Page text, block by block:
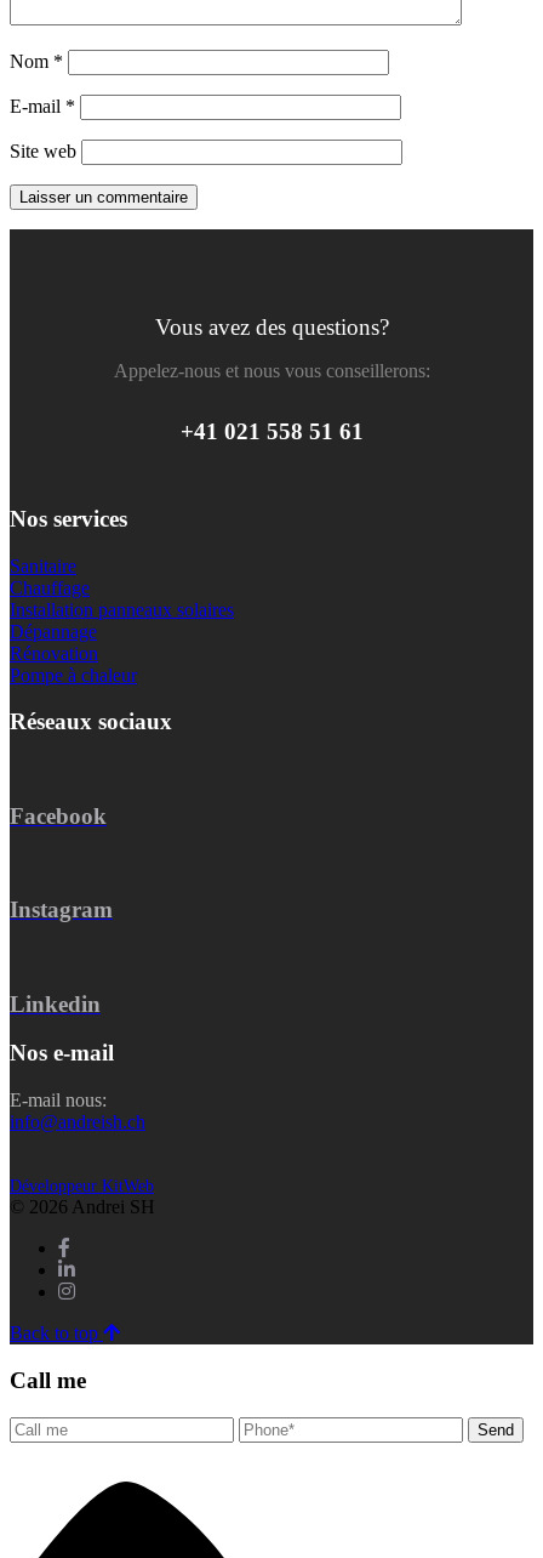
Nom *
E-mail *
Site web
Vous avez des questions?
Appelez-nous et nous vous conseillerons:
+41 021 558 51 61
Nos services
Sanitaire
Chauffage
Installation panneaux solaires
Dépannage
Rénovation
Pompe à chaleur
Réseaux sociaux
Facebook
Instagram
Linkedin
Nos e-mail
E-mail nous:
info@andreish.ch
Développeur KitWeb
© 2026 Andrei SH
Back to top
Call me
Send